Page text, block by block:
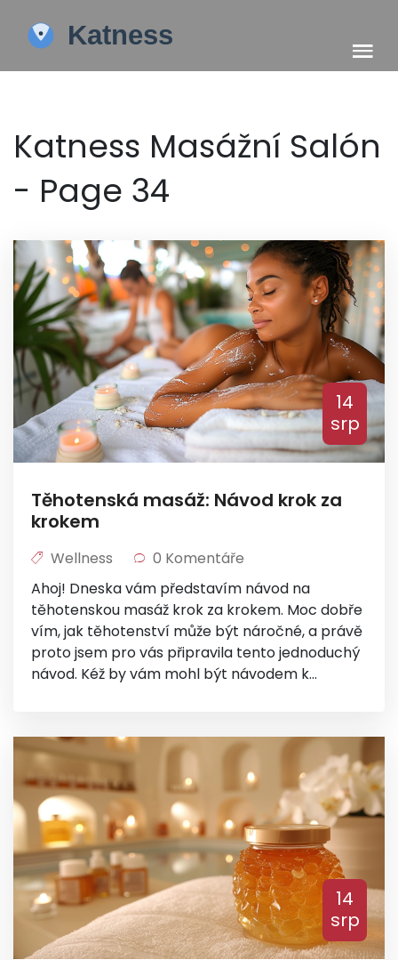
Katness Masážní Salón
- Page 34
14
srp
Těhotenská masáž: Návod krok za
krokem
Wellness
0 Komentáře
Ahoj! Dneska vám představím návod na
těhotenskou masáž krok za krokem. Moc dobře
vím, jak těhotenství může být náročné, a právě
proto jsem pro vás připravila tento jednoduchý
návod. Kéž by vám mohl být návodem k
noci? Tohle je přesně pro vás! Dejte této
laskavé péči šanci, určitě to rozdíl poznáte.
14
srp